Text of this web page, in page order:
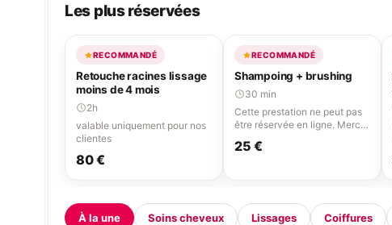
Les plus réservées
RECOMMANDÉ
Retouche racines lissage
moins de 4 mois
2h
valable uniquement pour nos
clientes
80 €
RECOMMANDÉ
Shampoing + brushing
30 min
Cette prestation ne peut pas
être réservée en ligne. Merci
25 €
À la une Soins cheveux Lissages Coiffures